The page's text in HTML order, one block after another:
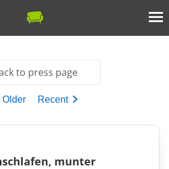
to press page
Older Recent
munter